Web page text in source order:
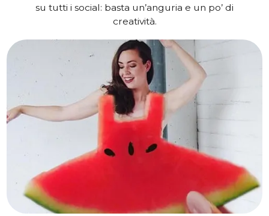
su tutti i social: basta un’anguria e un po’ di
creatività.